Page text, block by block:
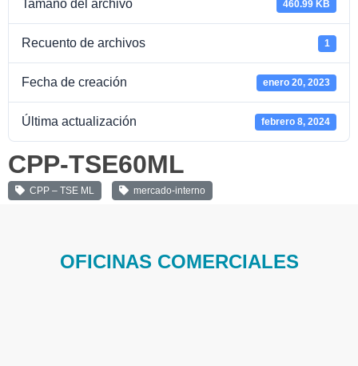
Tamaño del archivo 460.99 KB
Recuento de archivos 1
Fecha de creación enero 20, 2023
Última actualización febrero 8, 2024
CPP-TSE60ML
CPP – TSE ML mercado-interno
OFICINAS COMERCIALES